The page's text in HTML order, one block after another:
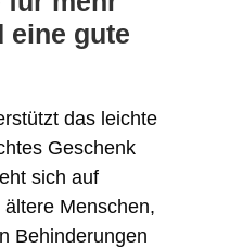
eine gute
das leichte
Geschenk
sich auf
Menschen,
Behinderungen